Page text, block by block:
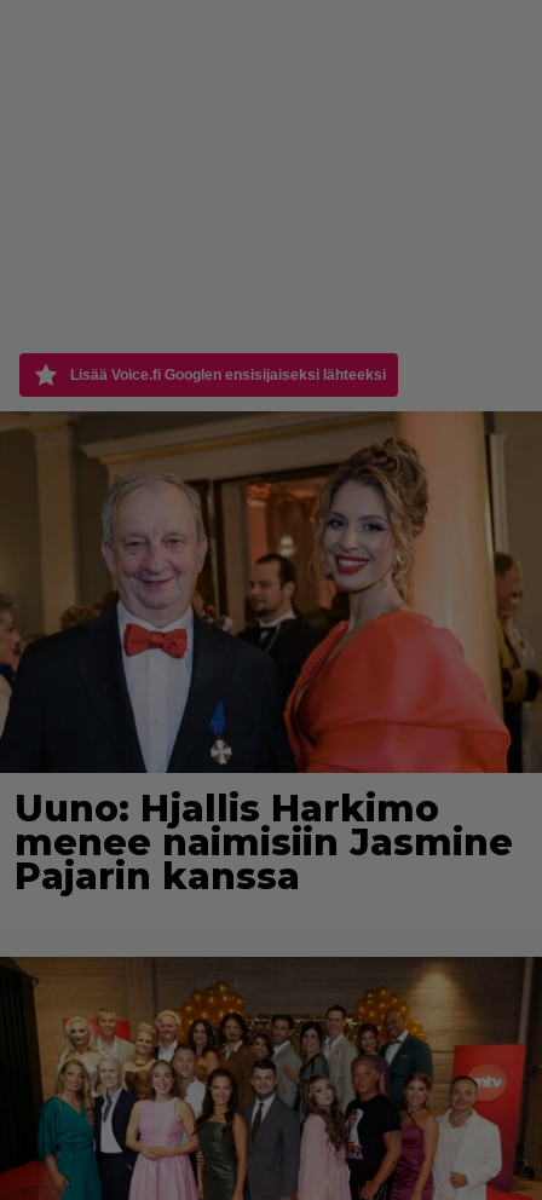
Lisää Voice.fi Googlen ensisijaiseksi lähteeksi
Uuno: Hjallis Harkimo
menee naimisiin Jasmine
Pajarin kanssa